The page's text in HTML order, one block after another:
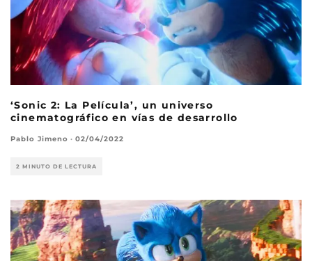
‘Sonic 2: La Película’, un universo
cinematográfico en vías de desarrollo
Pablo Jimeno · 02/04/2022
2 MINUTO DE LECTURA